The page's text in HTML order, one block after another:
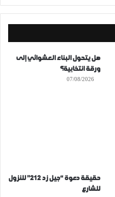
هل يتحول البناء العشوائي إلى
ورقة انتخابية؟
07/08/2026
حقيقة دعوة “جيل زد 212” للنزول
للشارع